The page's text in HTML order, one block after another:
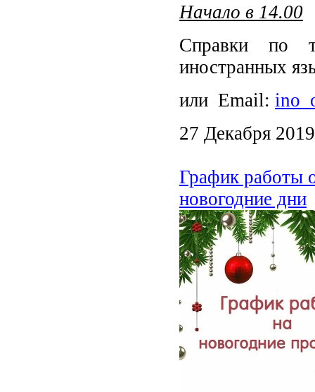
Начало в 14.00
Справки по
иностранных
или Email:
27 Декабря 2019
График работы
новогодние дни